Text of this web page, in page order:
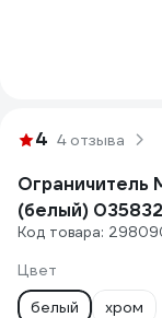
4 4 отзыва
Ограничитель
(белый) 035832
Код товара:
Цвет
белый
хром